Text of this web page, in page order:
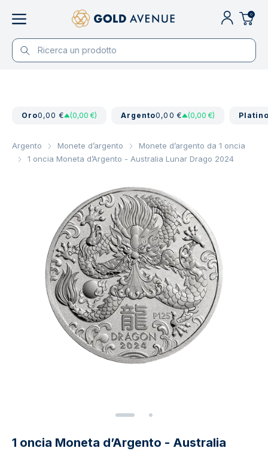
0
Oro0,00 € (0,00 €) Argento0,00 € (0,00 €)
Argento Monete d’argento
Monete d’argento da 1 oncia
1 oncia Moneta d’Argento - Australia Lunar Drago 2024
1 oncia Moneta d’Argento - Australia